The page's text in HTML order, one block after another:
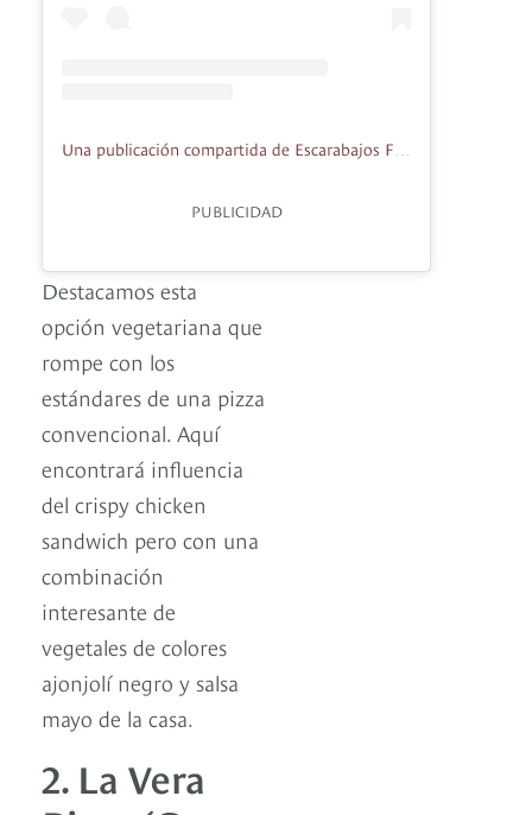
PUBLICIDAD
Destacamos esta
opción vegetariana que
rompe con los
estándares de una pizza
convencional. Aquí
encontrará influencia
del crispy chicken
sandwich pero con una
combinación
interesante de
vegetales de colores
ajonjolí negro y salsa
mayo de la casa.
2. La Vera